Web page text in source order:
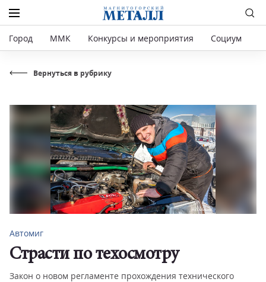
Город ММК Конкурсы и мероприятия Социум
Вернуться в рубрику
Автомиг
Страсти по техосмотру
Закон о новом регламенте прохождения технического